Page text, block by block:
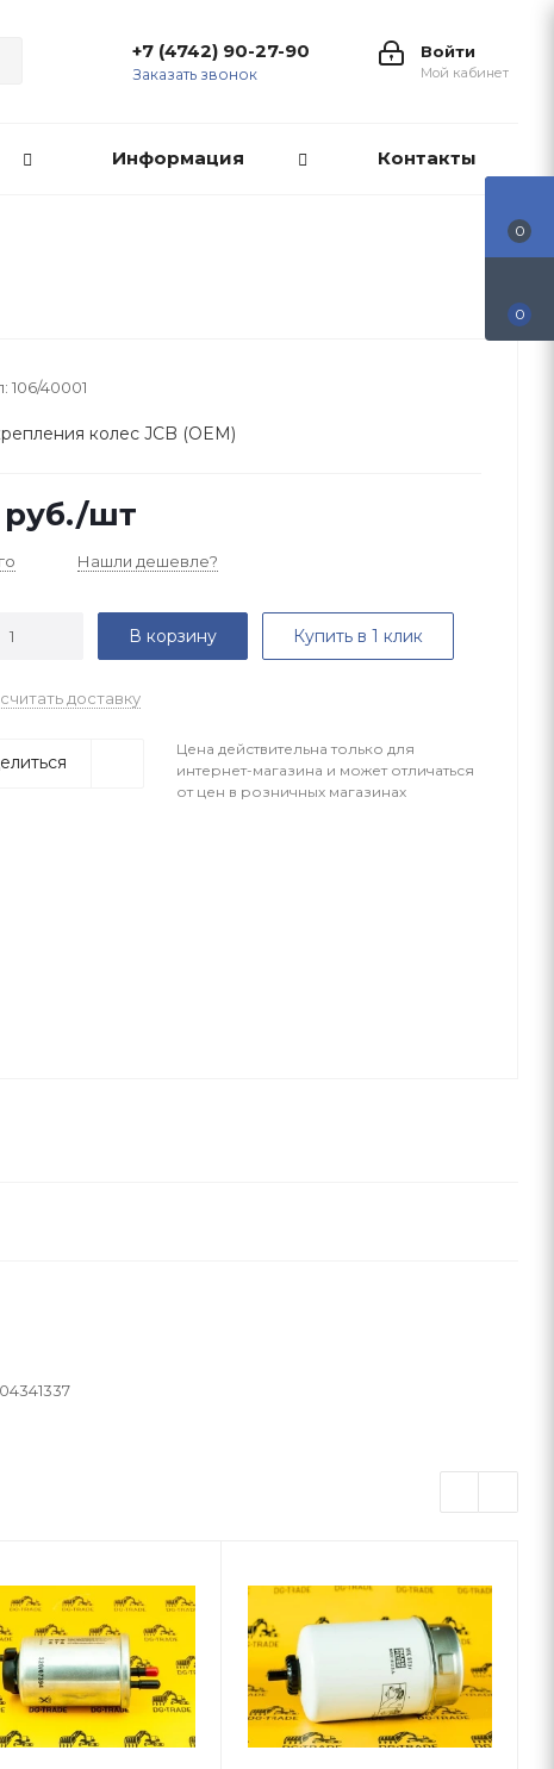
Войти
Мой кабинет
+7 (4742) 90-27-90
Заказать звонок
Информация Контакты
106/40001
колес JCB (OEM)
руб./шт
Нашли дешевле?
В корзину Купить в 1 клик
доставку
Цена действительна только для
интернет-магазина и может отличаться
от цен в розничных магазинах
0
0